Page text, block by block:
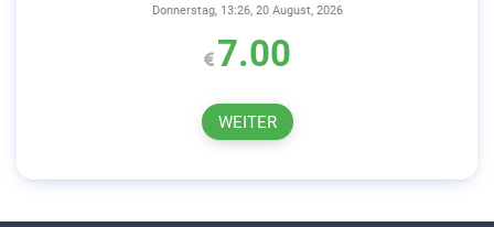
7.00
Donnerstag, 13:26, 20 August, 2026
WEITER